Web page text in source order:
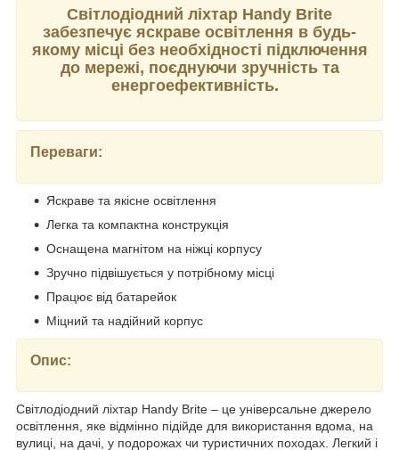
Світлодіодний ліхтар Handy Brite
забезпечує яскраве освітлення в будь-
якому місці без необхідності підключення
до мережі, поєднуючи зручність та
енергоефективність.
Переваги:
Яскраве та якісне освітлення
Легка та компактна конструкція
Оснащена магнітом на ніжці корпусу
Зручно підвішується у потрібному місці
Працює від батарейок
Міцний та надійний корпус
Опис:
Світлодіодний ліхтар Handy Brite – це універсальне джерело
освітлення, яке відмінно підійде для використання вдома, на
вулиці, на дачі, у подорожах чи туристичних походах. Легкий і